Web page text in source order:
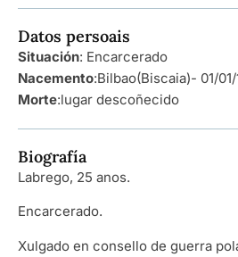
Datos persoais
Situación: Encarcerado
Nacemento:Bilbao(Biscaia)- 01/01/
Morte:lugar descoñecido
Biografía
Labrego, 25 anos.
Encarcerado.
Xulgado en consello de guerra